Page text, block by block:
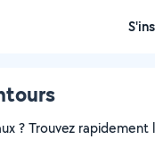
? Trouvez